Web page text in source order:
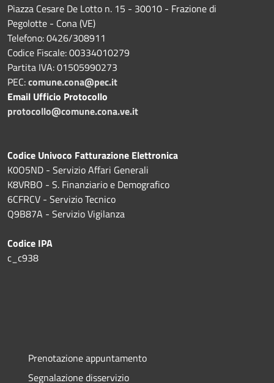
Piazza Cesare De Lotto n. 15 - 30010 - Frazione di
Pegolotte - Cona (VE)
Telefono: 0426/308911
Codice Fiscale: 00334010279
Partita IVA: 01505990273
PEC:comune.cona@pec.it
Email Ufficio Protocollo
protocollo@comune.cona.ve.it
Codice Univoco Fatturazione Elettronica
K0O5ND - Servizio Affari Generali
K8VRBO - S. Finanziario e Demografico
6CFRCV - Servizio Tecnico
Q9B87A - Servizio Vigilanza
Codice IPA
c_c938
Prenotazione appuntamento
Segnalazione disservizio